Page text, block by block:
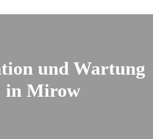
und Wartung
in Mirow